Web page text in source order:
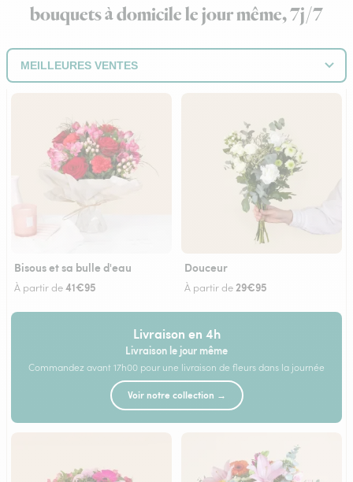
bouquets à domicile le jour même, 7j/7
Bisous et sa bulle d'eau
À partir de41€95
Douceur
À partir de 29€95
Livraison en 4h
Livraison le jour même
Commandez avant 17h00 pour une livraison de fleurs dans la journée
Voir notre collection →